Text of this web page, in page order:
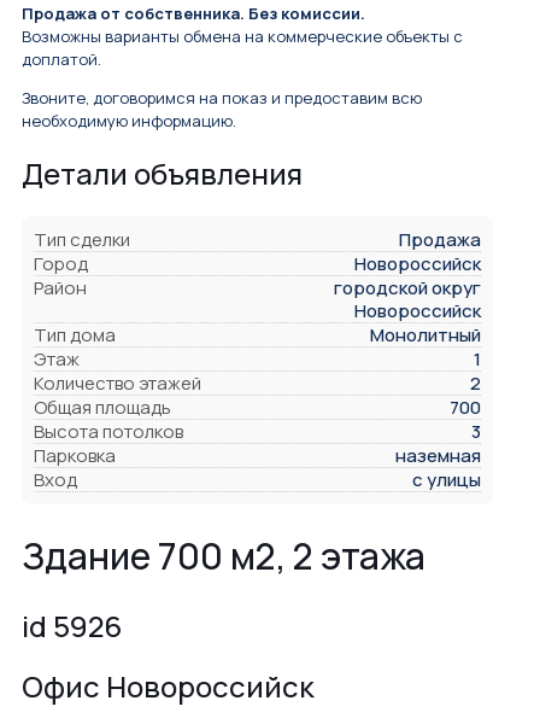
Продажа от cобствeнника. Бeз комисcии.
Возможны варианты обмена на коммерческие объекты с
доплатой.
Звоните, договоримся на показ и предоставим всю
необходимую информацию.
Детали объявления
Тип сделки
Продажа
Город
Новороссийск
Район
городской округ
Новороссийск
Тип дома
Монолитный
Этаж
1
Количество этажей
2
Общая площадь
700
Высота потолков
3
Парковка
наземная
Вход
с улицы
Здание 700 м2, 2 этажа
id 5926
Офис Новороссийск